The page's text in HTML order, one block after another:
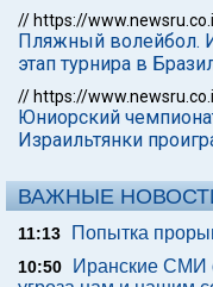
// https://
Пляжный волейбол.
этап турнира в
// https://
Юниорский
Израильтянки
ВАЖНЫЕ
11:13 Попытка
10:50
Иранские СМИ